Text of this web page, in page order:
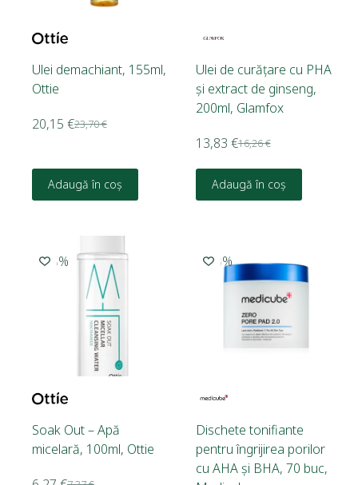
Ulei demachiant, 155ml,
Ottie
23,70€
20,15 €
Adaugă în coș
Ulei de curățare cu PHA
și extract de ginseng,
200ml, Glamfox
16,26€
13,83 €
Adaugă în coș
-15%
Soak Out – Apă
micelară, 100ml, Ottie
-10%
Dischete tonifiante
pentru îngrijirea porilor
cu AHA și BHA, 70 buc,